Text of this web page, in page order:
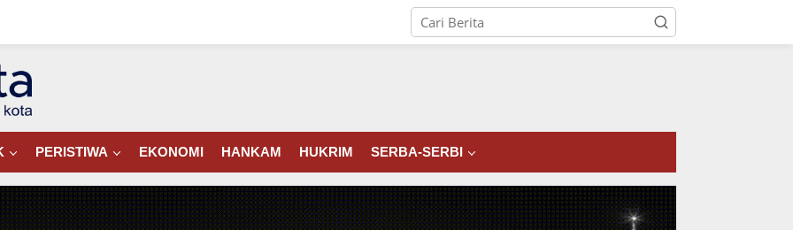
PERISTIWA EKONOMI HANKAM HUKRIM SERBA-SERBI